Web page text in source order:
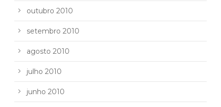
outubro 2010
setembro 2010
agosto 2010
julho 2010
junho 2010